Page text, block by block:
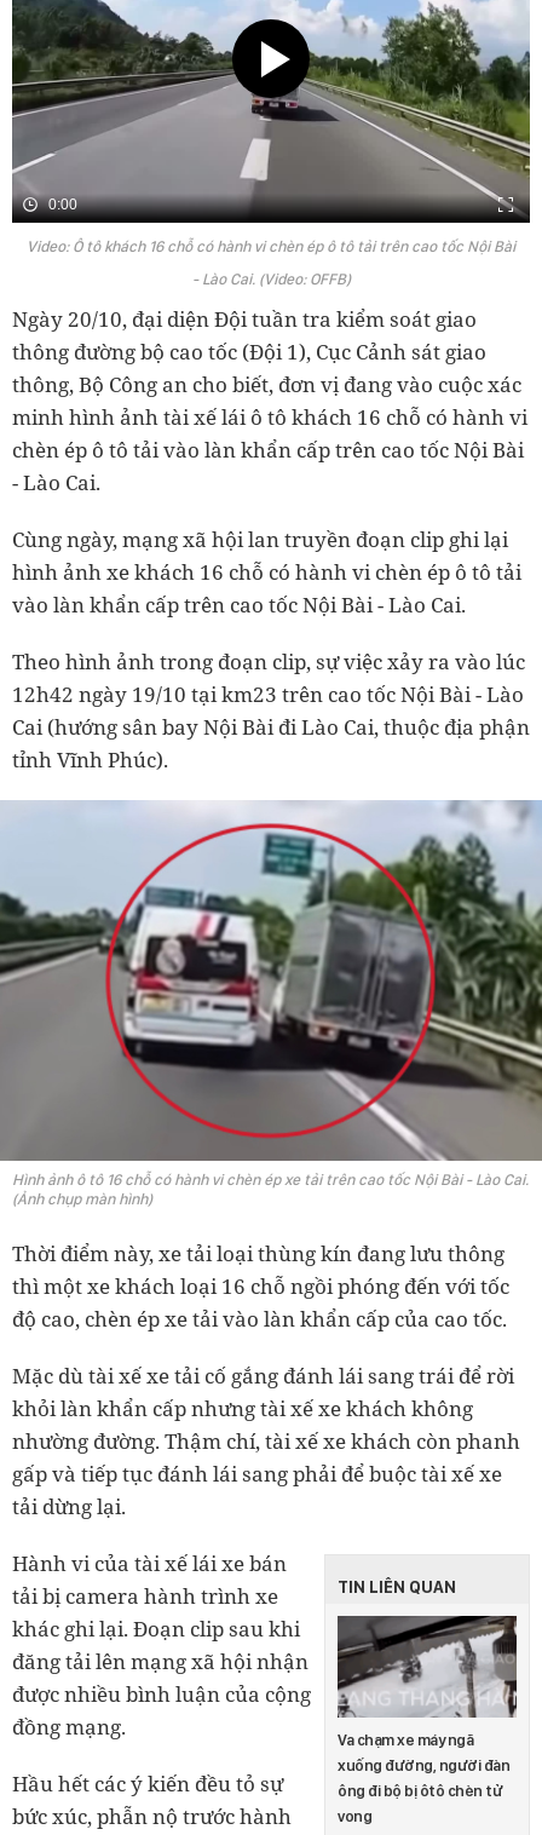
0:00
Video: Ô tô khách 16 chỗ có hành vi chèn ép ô tô tải trên cao tốc Nội Bài
- Lào Cai. (Video: OFFB)
Ngày 20/10, đại diện Đội tuần tra kiểm soát giao
thông đường bộ cao tốc (Đội 1), Cục Cảnh sát giao
thông, Bộ Công an cho biết, đơn vị đang vào cuộc xác
minh hình ảnh tài xế lái ô tô khách 16 chỗ có hành vi
chèn ép ô tô tải vào làn khẩn cấp trên cao tốc Nội Bài
- Lào Cai.
Cùng ngày, mạng xã hội lan truyền đoạn clip ghi lại
hình ảnh xe khách 16 chỗ có hành vi chèn ép ô tô tải
vào làn khẩn cấp trên cao tốc Nội Bài - Lào Cai.
Theo hình ảnh trong đoạn clip, sự việc xảy ra vào lúc
12h42 ngày 19/10 tại km23 trên cao tốc Nội Bài - Lào
Cai (hướng sân bay Nội Bài đi Lào Cai, thuộc địa phận
tỉnh Vĩnh Phúc).
Hình ảnh ô tô 16 chỗ có hành vi chèn ép xe tải trên cao tốc Nội Bài - Lào Cai.
(Ảnh chụp màn hình)
Thời điểm này, xe tải loại thùng kín đang lưu thông
thì một xe khách loại 16 chỗ ngồi phóng đến với tốc
độ cao, chèn ép xe tải vào làn khẩn cấp của cao tốc.
Mặc dù tài xế xe tải cố gắng đánh lái sang trái để rời
khỏi làn khẩn cấp nhưng tài xế xe khách không
nhường đường. Thậm chí, tài xế xe khách còn phanh
gấp và tiếp tục đánh lái sang phải để buộc tài xế xe
tải dừng lại.
TIN LIÊN QUAN
Va chạm xe máy ngã
xuống đường, người đàn
ông đi bộ bị ôtô chèn tử
vong
Hành vi của tài xế lái xe bán
tải bị camera hành trình xe
khác ghi lại. Đoạn clip sau khi
đăng tải lên mạng xã hội nhận
được nhiều bình luận của cộng
đồng mạng.
Hầu hết các ý kiến đều tỏ sự
bức xúc, phẫn nộ trước hành